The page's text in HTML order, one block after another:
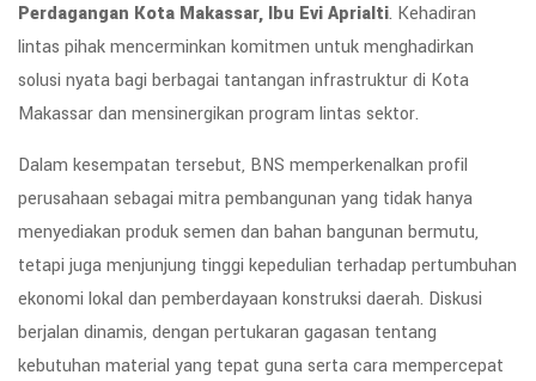
Perdagangan Kota Makassar, Ibu Evi Aprialti. Kehadiran
lintas pihak mencerminkan komitmen untuk menghadirkan
solusi nyata bagi berbagai tantangan infrastruktur di Kota
Makassar dan mensinergikan program lintas sektor.
Dalam kesempatan tersebut, BNS memperkenalkan profil
perusahaan sebagai mitra pembangunan yang tidak hanya
menyediakan produk semen dan bahan bangunan bermutu,
tetapi juga menjunjung tinggi kepedulian terhadap pertumbuhan
ekonomi lokal dan pemberdayaan konstruksi daerah. Diskusi
berjalan dinamis, dengan pertukaran gagasan tentang
kebutuhan material yang tepat guna serta cara mempercepat